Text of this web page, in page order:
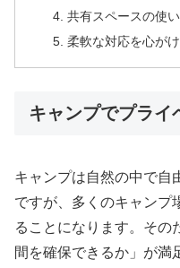
共有スペースの使
柔軟な対応を心が
キャンプでプライ
キャンプは自然の中で自
ですが、多くのキャンプ
ることになります。その
間を確保できるか」が満